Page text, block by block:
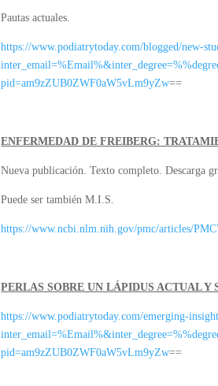
Pautas actuales.
https://www.podiatrytoday.com/blogged/new-
pid=am9zZUB0ZWF0aW5vLm9yZw==
ENFERMEDAD DE FREIBERG:
Nueva publicación. Texto completo. Descarga
Puede ser también M.I.S.
https://www.ncbi.nlm.nih.gov/pmc/articles/
PERLAS SOBRE UN LÁPIDUS ACTUAL Y
https://www.podiatrytoday.com/emerging-
pid=am9zZUB0ZWF0aW5vLm9yZw==